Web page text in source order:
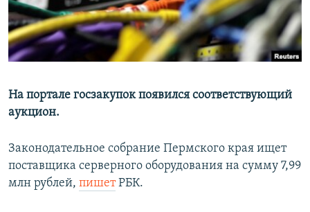
СОЦИАЛЬНЫЕ СЕТИ
Все сайты РСЕ/РС
На портале госзакупок появился соответствующий
аукцион.
Законодательное собрание Пермского края ищет
поставщика серверного оборудования на сумму 7,99
млн рублей, пишетРБК.